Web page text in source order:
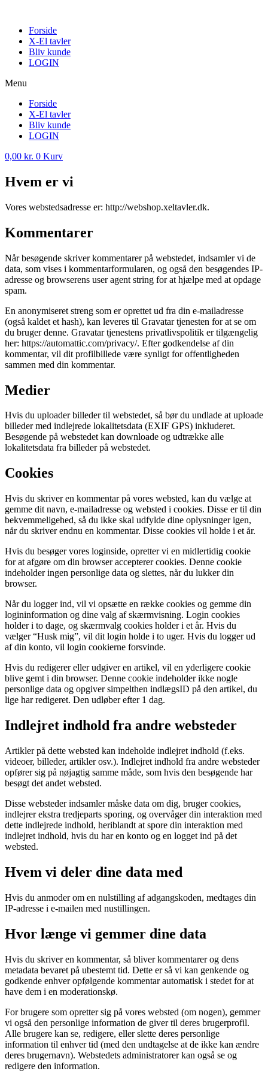
contentForside
X-El tavler
Bliv kunde
LOGIN
Menu
Forside
X-El tavler
Bliv kunde
LOGIN
0,00 kr. 0 Kurv
Hvem er vi
Vores webstedsadresse er: http://webshop.xeltavler.dk.
Kommentarer
Når besøgende skriver kommentarer på webstedet, indsamler vi de
data, som vises i kommentarformularen, og også den besøgendes IP-
adresse og browserens user agent string for at hjælpe med at opdage
spam.
En anonymiseret streng som er oprettet ud fra din e-mailadresse
(også kaldet et hash), kan leveres til Gravatar tjenesten for at se om
du bruger denne. Gravatar tjenestens privatlivspolitik er tilgængelig
her: https://automattic.com/privacy/. Efter godkendelse af din
kommentar, vil dit profilbillede være synligt for offentligheden
sammen med din kommentar.
Medier
Hvis du uploader billeder til webstedet, så bør du undlade at uploade
billeder med indlejrede lokalitetsdata (EXIF GPS) inkluderet.
Besøgende på webstedet kan downloade og udtrække alle
lokalitetsdata fra billeder på webstedet.
Cookies
Hvis du skriver en kommentar på vores websted, kan du vælge at
gemme dit navn, e-mailadresse og websted i cookies. Disse er til din
bekvemmeligehed, så du ikke skal udfylde dine oplysninger igen,
når du skriver endnu en kommentar. Disse cookies vil holde i et år.
Hvis du besøger vores loginside, opretter vi en midlertidig cookie
for at afgøre om din browser accepterer cookies. Denne cookie
indeholder ingen personlige data og slettes, når du lukker din
browser.
Når du logger ind, vil vi opsætte en række cookies og gemme din
logininformation og dine valg af skærmvisning. Login cookies
holder i to dage, og skærmvalg cookies holder i et år. Hvis du
vælger “Husk mig”, vil dit login holde i to uger. Hvis du logger ud
af din konto, vil login cookierne forsvinde.
Hvis du redigerer eller udgiver en artikel, vil en yderligere cookie
blive gemt i din browser. Denne cookie indeholder ikke nogle
personlige data og opgiver simpelthen indlægsID på den artikel, du
lige har redigeret. Den udløber efter 1 dag.
Indlejret indhold fra andre websteder
Artikler på dette websted kan indeholde indlejret indhold (f.eks.
videoer, billeder, artikler osv.). Indlejret indhold fra andre websteder
opfører sig på nøjagtig samme måde, som hvis den besøgende har
besøgt det andet websted.
Disse websteder indsamler måske data om dig, bruger cookies,
indlejrer ekstra tredjeparts sporing, og overvåger din interaktion med
dette indlejrede indhold, heriblandt at spore din interaktion med
indlejret indhold, hvis du har en konto og en logget ind på det
websted.
Hvem vi deler dine data med
Hvis du anmoder om en nulstilling af adgangskoden, medtages din
IP-adresse i e-mailen med nustillingen.
Hvor længe vi gemmer dine data
Hvis du skriver en kommentar, så bliver kommentarer og dens
metadata bevaret på ubestemt tid. Dette er så vi kan genkende og
godkende enhver opfølgende kommentar automatisk i stedet for at
have dem i en moderationskø.
For brugere som opretter sig på vores websted (om nogen), gemmer
vi også den personlige information de giver til deres brugerprofil.
Alle brugere kan se, redigere, eller slette deres personlige
information til enhver tid (med den undtagelse at de ikke kan ændre
deres brugernavn). Webstedets administratorer kan også se og
redigere den information.